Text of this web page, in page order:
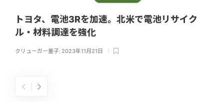
トヨタ、電池3Rを加速。北米で電池リサイク
ル・材料調達を強化
クリューガー量子 2023年11月21日